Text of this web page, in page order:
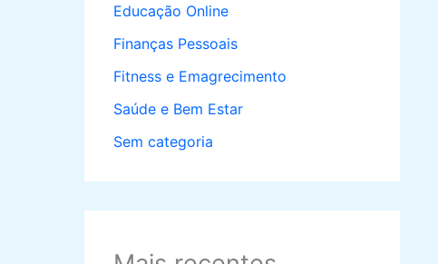
Educação Online
Finanças Pessoais
Fitness e Emagrecimento
Saúde e Bem Estar
Sem categoria